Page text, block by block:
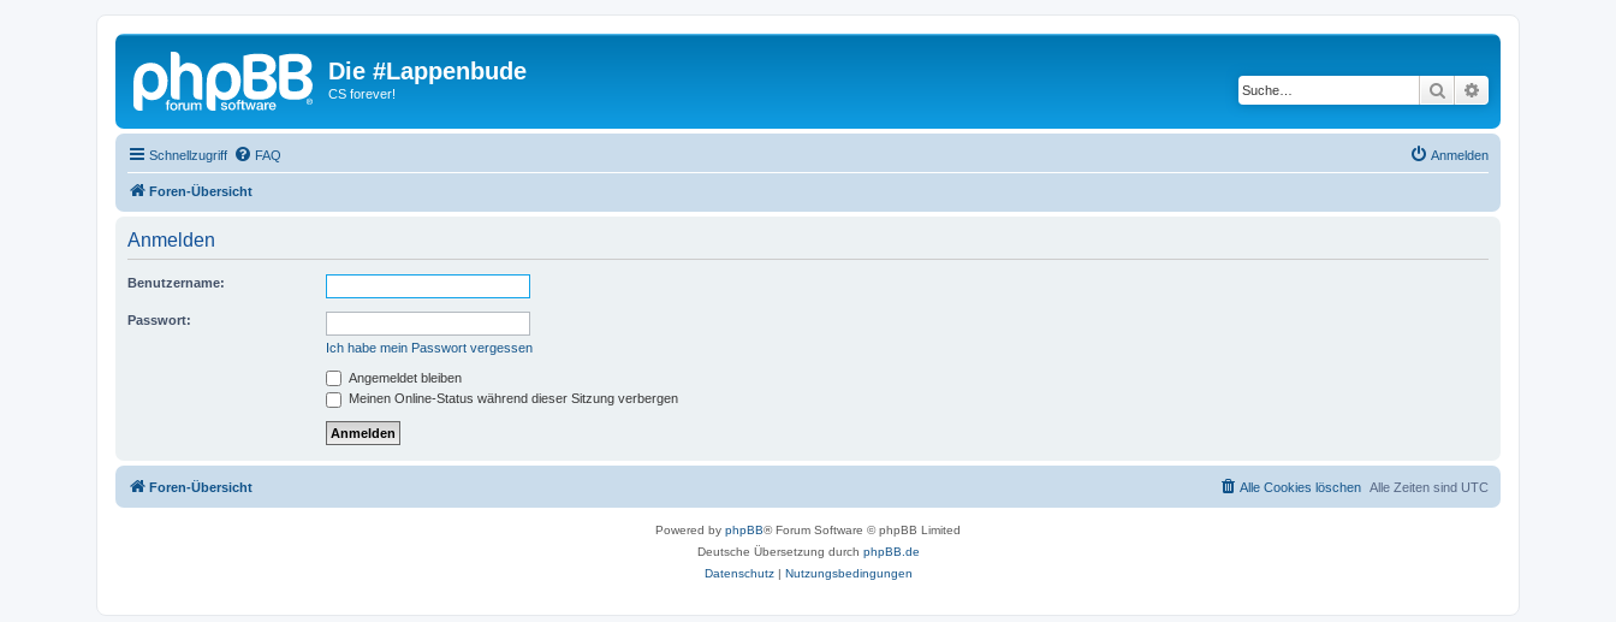
Die #Lappenbude
CS forever! Suche
Schnellzugriff FAQ Anmelden
Foren-Übersicht
Anmelden
Benutzername:
Passwort:
Ich habe mein Passwort vergessen
Angemeldet bleiben
Meinen Online-Status während dieser Sitzung verbergen
Foren-Übersicht Alle Zeiten sind UTC
Alle Cookies löschen
Powered by phpBB® Forum Software © phpBB Limited
Deutsche Übersetzung durch phpBB.de
Datenschutz| Nutzungsbedingungen